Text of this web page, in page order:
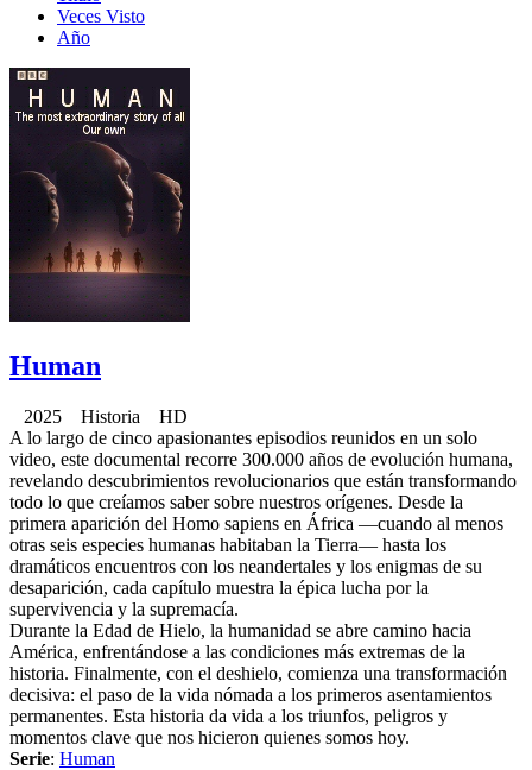
Veces Visto
Año
Human
2025 Historia HD
A lo largo de cinco apasionantes episodios reunidos en un solo
video, este documental recorre 300.000 años de evolución humana,
revelando descubrimientos revolucionarios que están transformando
todo lo que creíamos saber sobre nuestros orígenes. Desde la
primera aparición del Homo sapiens en África —cuando al menos
otras seis especies humanas habitaban la Tierra— hasta los
dramáticos encuentros con los neandertales y los enigmas de su
desaparición, cada capítulo muestra la épica lucha por la
supervivencia y la supremacía.
Durante la Edad de Hielo, la humanidad se abre camino hacia
América, enfrentándose a las condiciones más extremas de la
historia. Finalmente, con el deshielo, comienza una transformación
decisiva: el paso de la vida nómada a los primeros asentamientos
permanentes. Esta historia da vida a los triunfos, peligros y
momentos clave que nos hicieron quienes somos hoy.
Serie: Human